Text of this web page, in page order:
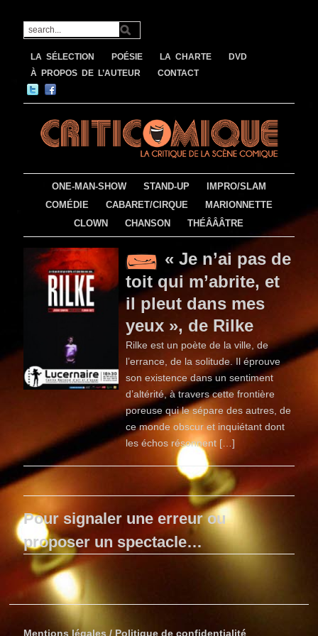
LA SÉLECTION POÉSIE LA CHARTE
DVD
À PROPOS DE L’AUTEUR
CONTACT
ONE-MAN-SHOW STAND-UP
IMPRO/SLAM
COMÉDIE
CABARET/CIRQUE
MARIONNETTE
CLOWN
CHANSON THÉÂÂÂTRE
« Je n’ai pas de
toit qui m’abrite, et
il pleut dans mes
yeux », de Rilke
Rilke est un poète de la ville, de
l’errance, de la solitude. Il éprouve
son existence dans un sentiment
d’altérité, à travers cette frontière
poreuse qui le sépare des autres, de
ce monde obscur et inquiétant dont
les échos résonnent […]
Pour signaler une erreur ou
proposer un spectacle…
Mentions légales / Politique de confidentialité